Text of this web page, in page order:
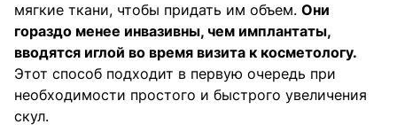
мягкие ткани, чтобы придать им объем. Они
гораздо менее инвазивны, чем имплантаты,
вводятся иглой во время визита к косметологу.
Этот способ подходит в первую очередь при
необходимости простого и быстрого увеличения
скул.